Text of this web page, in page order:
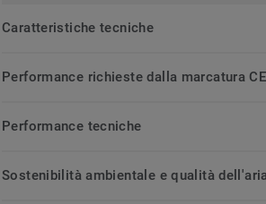
Caratteristiche tecniche
Performance richieste dalla marcatura CE
Performance tecniche
Sostenibilità ambientale e qualità